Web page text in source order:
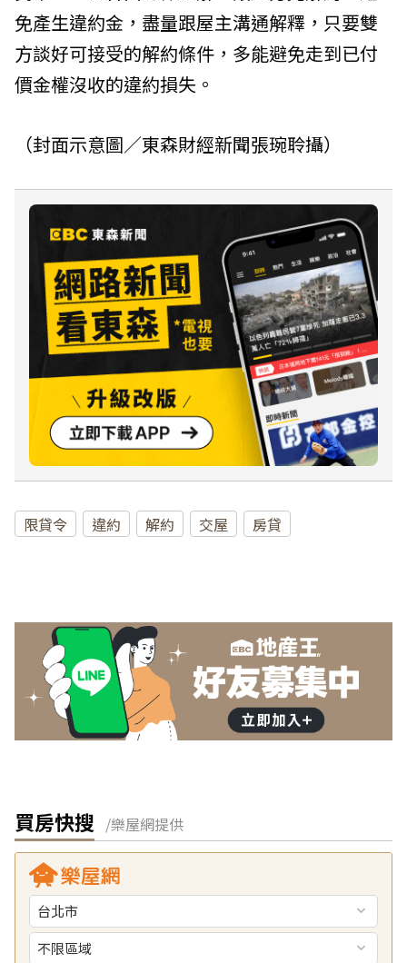
免產生違約金，盡量跟屋主溝通解釋，只要雙
方談好可接受的解約條件，多能避免走到已付
價金權沒收的違約損失。
（封面示意圖／東森財經新聞張琬聆攝）
限貸令 違約 解約 交屋 房貸
買房快搜 /樂屋網提供